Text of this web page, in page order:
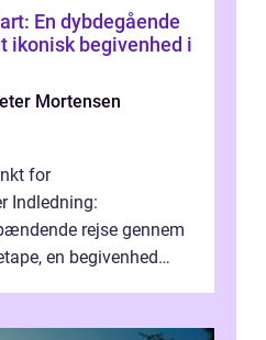
En dybdegående
ikonisk begivenhed i
Mortensen
for
Indledning:
rejse gennem
en begivenhed